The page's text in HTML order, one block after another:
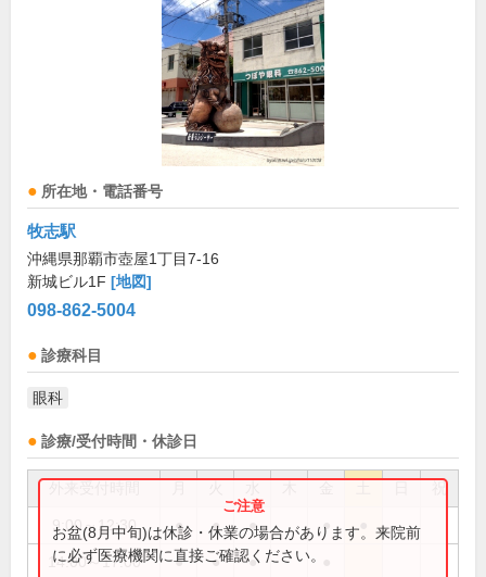
所在地・電話番号
牧志駅
沖縄県那覇市壺屋1丁目7-16
新城ビル1F [地図]
098-862-5004
診療科目
眼科
診療/受付時間・休診日
祝
9:00～12:30 ● ● ● ●
14:00～17:00 ● ● ●
お盆(8月中旬)は休診・休業の場合があります。来院前
に必ず医療機関に直接ご確認ください。